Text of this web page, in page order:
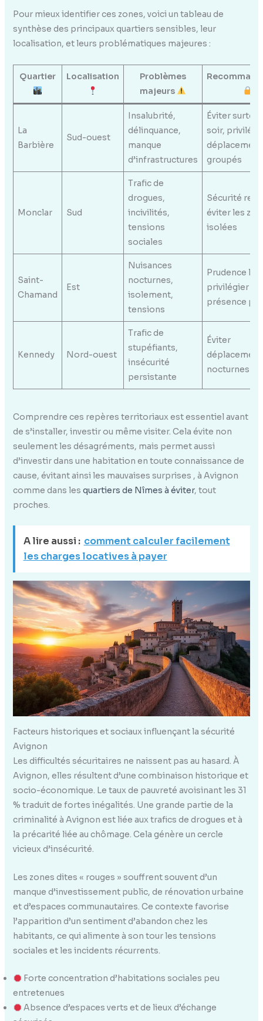
Pour mieux identifier ces zones, voici un tableau de
synthèse des principaux quartiers sensibles, leur
localisation, et leurs problématiques majeures :
Quartier Localisation
Problèmes
majeurs
La
Barbière
Sud-ouest
Insalubrité,
délinquance,
manque
d’infrastructures
Éviter
soir,
groupés
Monclar Sud
Trafic de
drogues,
incivilités,
tensions
sociales
Sécurité
éviter les
isolées
Saint-
Chamand
Est
Nuisances
nocturnes,
isolement,
tensions
Prudence la
privilégier
présence
Kennedy Nord-ouest
Trafic de
stupéfiants,
insécurité
persistante
Éviter
nocturnes
Comprendre ces repères territoriaux est essentiel avant
de s’installer, investir ou même visiter. Cela évite non
seulement les désagréments, mais permet aussi
d’investir dans une habitation en toute connaissance de
cause, évitant ainsi les mauvaises surprises , à Avignon
comme dans les quartiers de Nîmes à éviter, tout
proches.
A lire aussi : comment calculer facilement
les charges locatives à payer
Facteurs historiques et sociaux influençant la sécurité
Avignon
Les difficultés sécuritaires ne naissent pas au hasard. À
Avignon, elles résultent d’une combinaison historique et
socio-économique. Le taux de pauvreté avoisinant les 31
% traduit de fortes inégalités. Une grande partie de la
criminalité à Avignon est liée aux trafics de drogues et à
la précarité liée au chômage. Cela génère un cercle
vicieux d’insécurité.
Les zones dites « rouges » souffrent souvent d’un
manque d’investissement public, de rénovation urbaine
et d’espaces communautaires. Ce contexte favorise
l’apparition d’un sentiment d’abandon chez les
habitants, ce qui alimente à son tour les tensions
sociales et les incidents récurrents.
Forte concentration d’habitations sociales peu
entretenues
Absence d’espaces verts et de lieux d’échange